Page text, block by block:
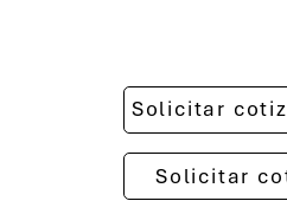
Solicitar
Solicitar